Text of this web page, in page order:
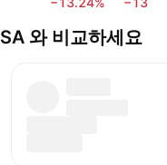
와 비교하세요